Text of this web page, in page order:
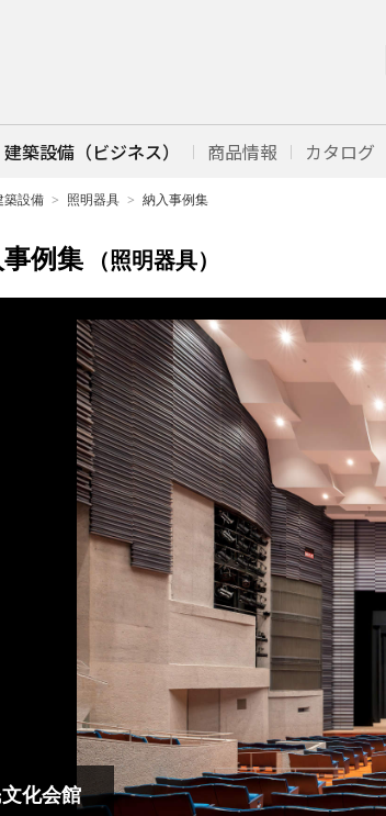
築設備（ビジネス） 商品情報 カタログ
築設備 照明器具 納入事例集
例集 （照明器具）
化会館